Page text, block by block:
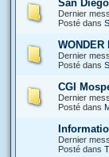
San
Dernier
Posté dans
WONDER
Dernier
Posté dans
CGI
Dernier
Posté dans
Dernier
Posté dans